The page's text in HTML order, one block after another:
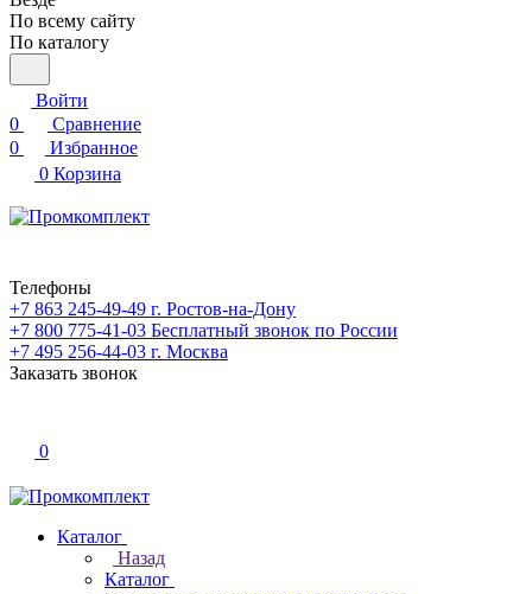
По всему сайту
По каталогу
Войти
0
Сравнение
0
Избранное
0 Корзина
Телефоны
+7 863 245-49-49 г. Ростов-на-Дону
+7 800 775-41-03 Бесплатный звонок по России
+7 495 256-44-03 г. Москва
Заказать звонок
0
Каталог
Назад
Каталог